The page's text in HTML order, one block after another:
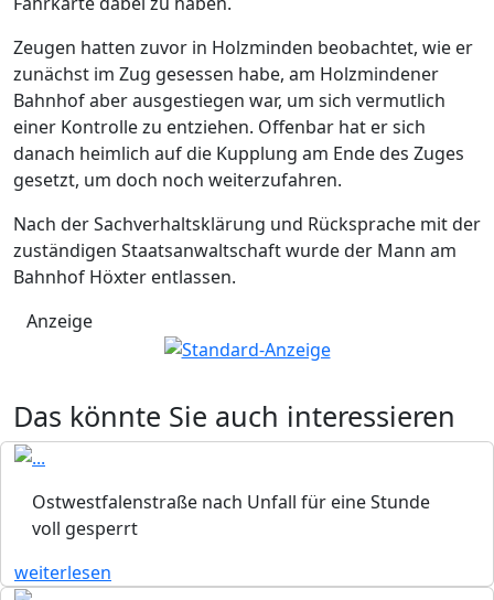
Zeugen hatten zuvor in Holzminden beobachtet, wie er
zunächst im Zug gesessen habe, am Holzmindener
Bahnhof aber ausgestiegen war, um sich vermutlich
einer Kontrolle zu entziehen. Offenbar hat er sich
danach heimlich auf die Kupplung am Ende des Zuges
gesetzt, um doch noch weiterzufahren.
Nach der Sachverhaltsklärung und Rücksprache mit der
zuständigen Staatsanwaltschaft wurde der Mann am
Bahnhof Höxter entlassen.
Anzeige
Das könnte Sie auch interessieren
Ostwestfalenstraße nach Unfall für eine Stunde
voll gesperrt
weiterlesen